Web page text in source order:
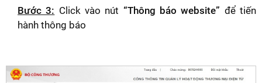
Bước 3: Click vào nút “Thông báo website” để tiến
hành thông báo